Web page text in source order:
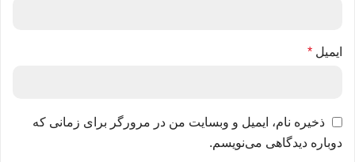
ایمیل *
ذخیره نام، ایمیل و وبسایت من در مرورگر برای زمانی که
دوباره دیدگاهی می‌نویسم.